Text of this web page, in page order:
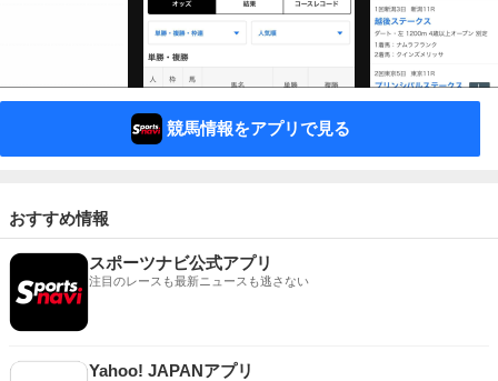
競馬情報をアプリで見る
おすすめ情報
スポーツナビ公式アプリ
注目のレースも最新ニュースも逃さない
Yahoo! JAPANアプリ